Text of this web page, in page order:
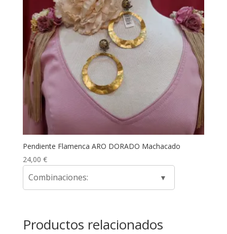
Pendiente Flamenca ARO DORADO Machacado
24,00 €
Combinaciones:
Productos relacionados